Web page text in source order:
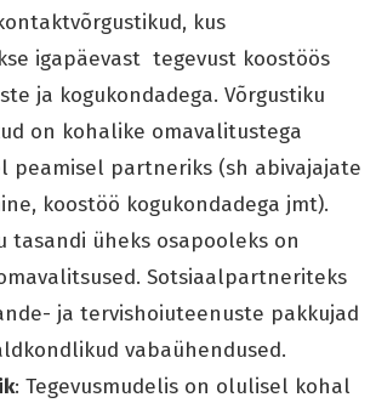
kus
igapäevast tegevust koostöös
ja kogukondadega. Võrgustiku
on kohalike omavalitustega
peamisel partneriks (sh abivajajate
koostöö kogukondadega jmt).
tasandi üheks osapooleks on
Sotsiaalpartneriteks
ja tervishoiuteenuste pakkujad
vabaühendused.
: Tegevusmudelis on olulisel kohal